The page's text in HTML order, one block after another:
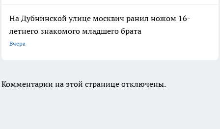
На Дубнинской улице москвич ранил ножом 16-
летнего знакомого младшего брата
Вчера
Комментарии на этой странице отключены.